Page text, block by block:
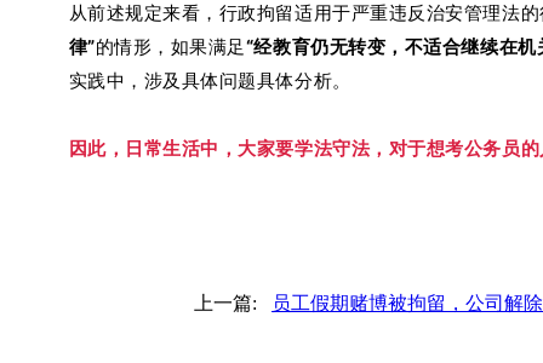
从前述规定来看，行政拘留适用于严重违反治安管理法
律”的情形，如果满足“经教育仍无转变，不适合继续在
实践中，涉及具体问题具体分析。
因此，日常生活中，大家要学法守法，对于想考公务员
上一篇: 员工假期赌博被拘留，公司解